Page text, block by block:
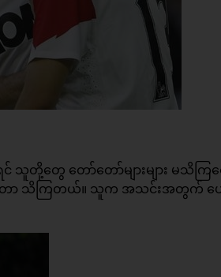
တို့တွေ တော်တော်များများ မသိကြ
ာ သိကြတယ်။ သူက အသင်းအတွက် ပ